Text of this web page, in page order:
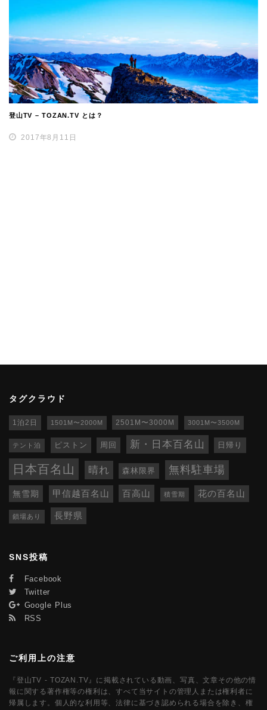
登山TV – TOZAN.TV とは？
2017年8月11日
タグクラウド
1泊2日 1501M〜2000M 2501M〜3000M 3001M〜3500M
テント泊 ピストン 周回 新・日本百名山 日帰り
日本百名山 晴れ 森林限界 無料駐車場
無雪期 甲信越百名山 百高山 積雪期 花の百名山
鎖場あり 長野県
SNS投稿
Facebook
Twitter
Google Plus
RSS
ご利用上の注意
『登山TV - TOZAN.TV』に掲載されている動画、写真、文章その他の情
報に関する著作権等の権利は、すべて当サイトの管理人または権利者に
帰属します。個人的な利用等、法律に基づき認められる場合を除き、権